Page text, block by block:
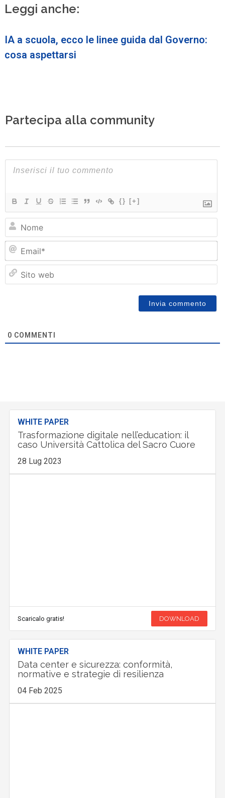
Leggi anche:
IA a scuola, ecco le linee guida dal Governo:
cosa aspettarsi
Partecipa alla community
{} [+]
0 COMMENTI
WHITE PAPER
Trasformazione digitale nell’education: il
caso Università Cattolica del Sacro Cuore
28 Lug 2023
Scaricalo gratis! DOWNLOAD
WHITE PAPER
Data center e sicurezza: conformità,
normative e strategie di resilienza
04 Feb 2025